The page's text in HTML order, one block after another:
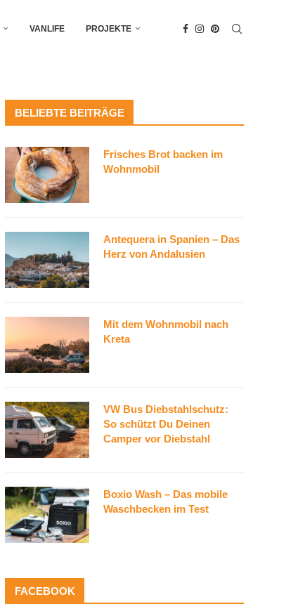
VANLIFE PROJEKTE
BELIEBTE BEITRÄGE
Frisches Brot backen im
Wohnmobil
Antequera in Spanien – Das
Herz von Andalusien
Mit dem Wohnmobil nach
Kreta
VW Bus Diebstahlschutz:
So schützt Du Deinen
Camper vor Diebstahl
Boxio Wash – Das mobile
Waschbecken im Test
FACEBOOK